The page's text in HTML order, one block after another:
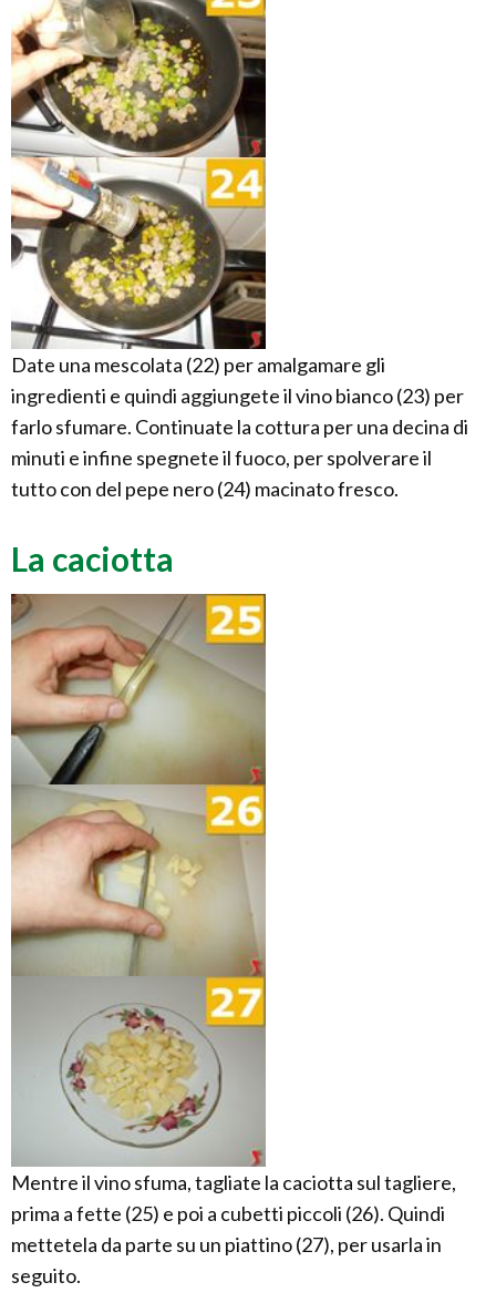
Date una mescolata (22) per amalgamare gli
ingredienti e quindi aggiungete il vino bianco (23) per
farlo sfumare. Continuate la cottura per una decina di
minuti e infine spegnete il fuoco, per spolverare il
tutto con del pepe nero (24) macinato fresco.
La caciotta
Mentre il vino sfuma, tagliate la caciotta sul tagliere,
prima a fette (25) e poi a cubetti piccoli (26). Quindi
mettetela da parte su un piattino (27), per usarla in
seguito.